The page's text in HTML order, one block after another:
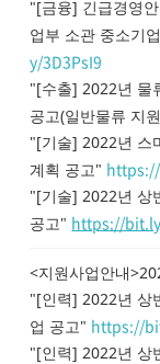
"[금융] 긴급경영
업부 소관 중소기
y/3D3PsI9
"[수출] 2022년 물
공고(일반물류 지
"[기술] 2022년 스
계획 공고"
"[기술] 2022년 상
공고" https://
<지원사업안내
"[인력] 2022년 상
업 공고" https://
"[인력] 2022년 상